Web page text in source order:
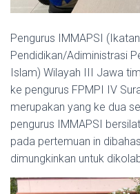
Pengurus IMMAPSI
Pendidikan/Adiministrasi
Islam) Wilayah III Jawa
ke pengurus FPMPI IV
merupakan yang ke dua
pengurus IMMAPSI
pada pertemuan in
dimungkinkan untuk